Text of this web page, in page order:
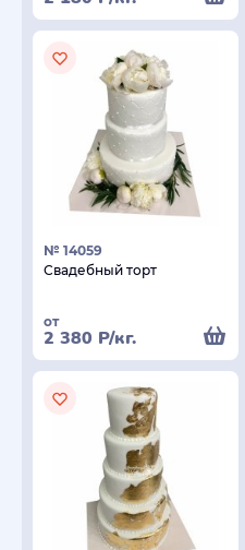
№ 14059
Свадебный торт
от
2 380 Р/кг.